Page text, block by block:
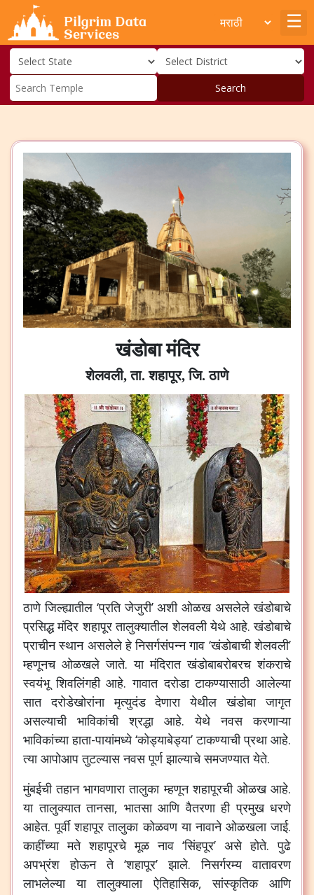
Search
खंडोबा मंदिर
शेलवली, ता. शहापूर, जि. ठाणे
ठाणे जिल्ह्यातील ‘प्रति जेजुरी’ अशी ओळख असलेले खंडोबाचे
प्रसिद्ध मंदिर शहापूर तालुक्यातील शेलवली येथे आहे. खंडोबाचे
प्राचीन स्थान असलेले हे निसर्गसंपन्न गाव ‘खंडोबाची शेलवली’
म्हणूनच ओळखले जाते. या मंदिरात खंडोबाबरोबरच शंकराचे
स्वयंभू शिवलिंगही आहे. गावात दरोडा टाकण्यासाठी आलेल्या
सात दरोडेखोरांना मृत्युदंड देणारा येथील खंडोबा जागृत
असल्याची भाविकांची श्रद्धा आहे. येथे नवस करणाऱ्या
भाविकांच्या हाता-पायांमध्ये ‘कोड्याबेड्या’ टाकण्याची प्रथा आहे.
त्या आपोआप तुटल्यास नवस पूर्ण झाल्याचे समजण्यात येते.
मुंबईची तहान भागवणारा तालुका म्हणून शहापूरची ओळख आहे.
या तालुक्यात तानसा, भातसा आणि वैतरणा ही प्रमुख धरणे
आहेत. पूर्वी शहापूर तालुका कोळवण या नावाने ओळखला जाई.
काहींच्या मते शहापूरचे मूळ नाव ‘सिंहपूर’ असे होते. पुढे
अपभ्रंश होऊन ते ‘शहापूर’ झाले. निसर्गरम्य वातावरण
लाभलेल्या या तालुक्याला ऐतिहासिक, सांस्कृतिक आणि